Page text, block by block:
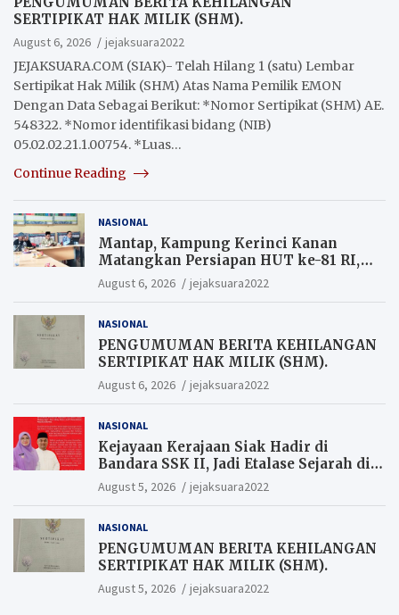
SERTIPIKAT HAK MILIK (SHM).
August 6, 2026
jejaksuara2022
JEJAKSUARA.COM (SIAK)- Telah Hilang 1 (satu) Lembar
Sertipikat Hak Milik (SHM) Atas Nama Pemilik EMON
Dengan Data Sebagai Berikut: *Nomor Sertipikat (SHM) AE.
548322. *Nomor identifikasi bidang (NIB)
05.02.02.21.1.00754. *Luas…
Continue Reading
NASIONAL
Mantap, Kampung Kerinci Kanan
Matangkan Persiapan HUT ke-81 RI,
Warga yang ikut Upacara
Berkesempatan Raih Hadiah
August 6, 2026 jejaksuara2022
NASIONAL
PENGUMUMAN BERITA KEHILANGAN
SERTIPIKAT HAK MILIK (SHM).
August 6, 2026 jejaksuara2022
NASIONAL
Kejayaan Kerajaan Siak Hadir di
Bandara SSK II, Jadi Etalase Sejarah di
Gerbang Riau
August 5, 2026 jejaksuara2022
NASIONAL
PENGUMUMAN BERITA KEHILANGAN
SERTIPIKAT HAK MILIK (SHM).
August 5, 2026 jejaksuara2022